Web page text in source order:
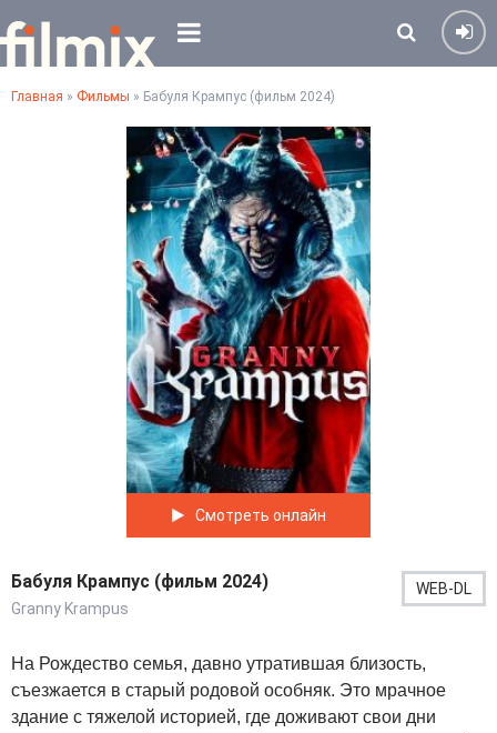
Главная » Фильмы » Бабуля Крампус (фильм 2024)
Смотреть онлайн
Бабуля Крампус (фильм 2024)
Granny Krampus
WEB-DL
На Рождество семья, давно утратившая близость,
съезжается в старый родовой особняк. Это мрачное
здание с тяжелой историей, где доживают свои дни